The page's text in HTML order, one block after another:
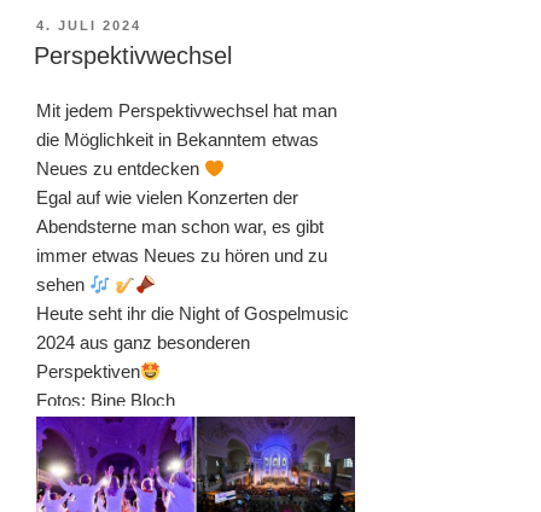
VERÖFFENTLICHT
AM
4. JULI 2024
Perspektivwechsel
Mit jedem Perspektivwechsel hat man
die Möglichkeit in Bekanntem etwas
Neues zu entdecken
Egal auf wie vielen Konzerten der
Abendsterne man schon war, es gibt
immer etwas Neues zu hören und zu
sehen
Heute seht ihr die Night of Gospelmusic
2024 aus ganz besonderen
Perspektiven
Fotos: Bine Bloch